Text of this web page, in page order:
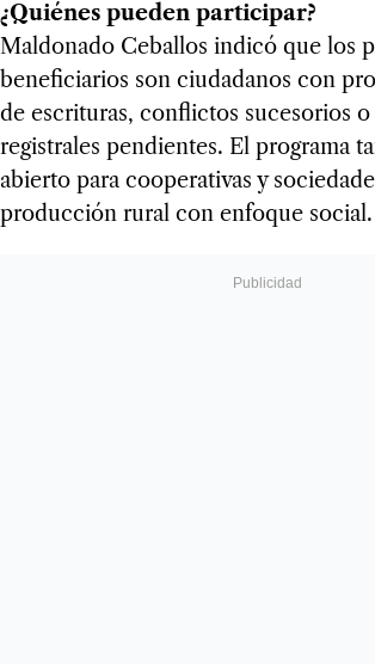
¿Quiénes pueden participar?
Maldonado Ceballos indicó que los
beneficiarios son ciudadanos con
de escrituras, conflictos sucesorios o
registrales pendientes. El programa
abierto para cooperativas y
producción rural con enfoque social.